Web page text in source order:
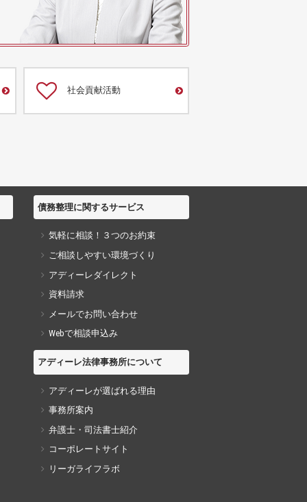
社会貢献活動
債務整理に関するサービス
気軽に相談！３つのお約束
ご相談しやすい環境づくり
アディーレダイレクト
資料請求
メールでお問い合わせ
Webで相談申込み
アディーレ法律事務所について
アディーレが選ばれる理由
事務所案内
弁護士・司法書士紹介
コーポレートサイト
リーガライフラボ